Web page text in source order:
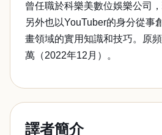
曾任職於科樂美數位娛樂公司
另外也以YouTuber的身分從事
畫領域的實用知識和技巧。原
萬（2022年12月）。
譯者簡介